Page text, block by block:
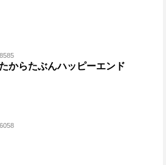
からたぶんハッピーエンド